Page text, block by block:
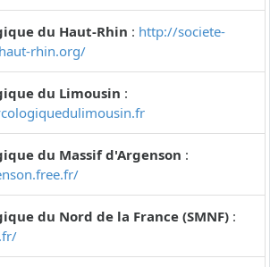
du Haut-Rhin : http://societe-
rhin.org/
du Limousin :
du Massif d'Argenson :
du Nord de la France (SMNF) :